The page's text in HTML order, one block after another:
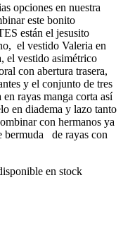
opciones en nuestra
este bonito
están el jesusito
el vestido Valeria en
el vestido asimétrico
con abertura trasera,
y el conjunto de tres
rayas manga corta así
en diadema y lazo tanto
con hermanos ya
bermuda de rayas con
en stock